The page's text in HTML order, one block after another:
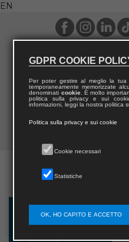
EN
GDPR COOKIE
Per poter gestire al meglio la tua
temporaneamente memorizzate
denominati cookie. È molto
politica sulla privacy e sui
informazioni, leggi la nostra politica
Politica sulla privacy e sui cookie
Cookie necessari
Statistiche
OK, HO CAPITO E ACCETTO